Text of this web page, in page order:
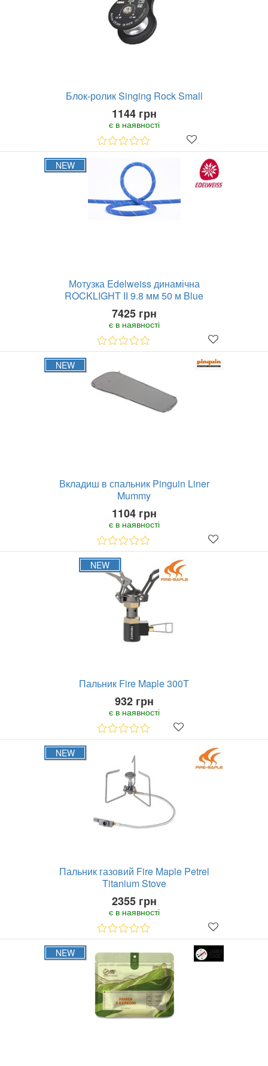
Блок-ролик Singing Rock Small
1144 грн
є в наявності
NEW
Мотузка Edelweiss динамічна
ROCKLIGHT ІІ 9.8 мм 50 м Blue
7425 грн
є в наявності
NEW
Вкладиш в спальник Pinguin Liner
Mummy
1104 грн
є в наявності
NEW
Пальник Fire Maple 300T
932 грн
є в наявності
NEW
Пальник газовий Fire Maple Petrel
Titanium Stove
2355 грн
є в наявності
NEW